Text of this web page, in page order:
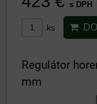
s DPH
ks
Regulátor
mm